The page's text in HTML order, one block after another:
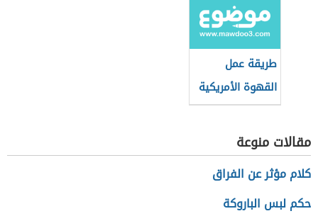
طريقة عمل
القهوة الأمريكية
في البيت
مقالات منوعة
كلام مؤثر عن الفراق
حكم لبس الباروكة